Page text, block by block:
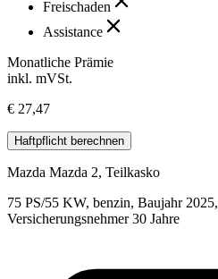
Freischaden
Assistance
Monatliche Prämie
inkl. mVSt.
€ 27,47
Haftpflicht berechnen
Mazda Mazda 2, Teilkasko
75 PS/55 KW, benzin, Baujahr 2025,
Versicherungsnehmer 30 Jahre